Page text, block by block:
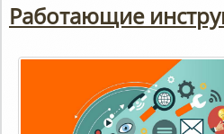
Работающие